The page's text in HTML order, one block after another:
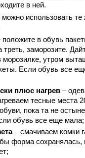
в ней.
использовать те
в обувь
треть, заморозите.
морозилке, утром
Если обувь все
плюс нагрев –
тесные места
пока та не
обувь все еще мала;
– смачиваем комки
форма сохранялась,